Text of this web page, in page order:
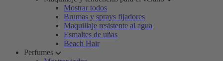
Mostrar todos
Brumas y sprays fijadores
Maquillaje resistente al agua
Esmaltes de uñas
Beach Hair
Perfumes